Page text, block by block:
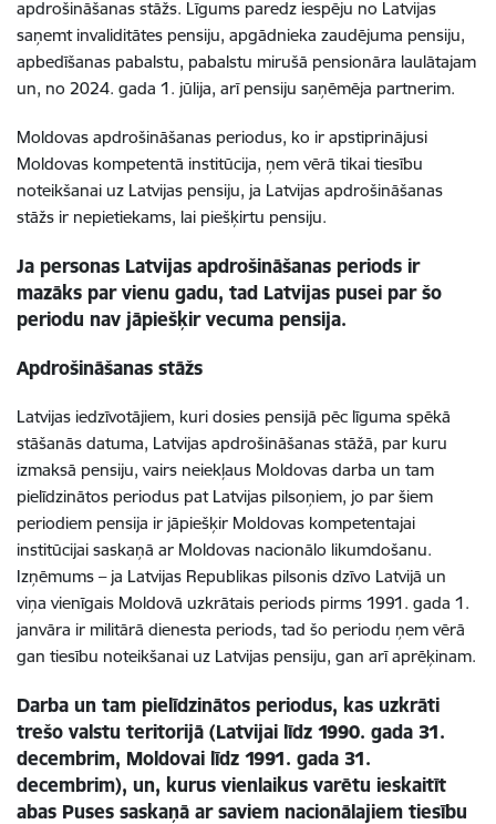
apdrošināšanas stāžs. Līgums paredz iespēju no Latvijas
saņemt invaliditātes pensiju, apgādnieka zaudējuma pensiju,
apbedīšanas pabalstu, pabalstu mirušā pensionāra laulātajam
un, no 2024. gada 1. jūlija, arī pensiju saņēmēja partnerim.
Moldovas apdrošināšanas periodus, ko ir apstiprinājusi
Moldovas kompetentā institūcija, ņem vērā tikai tiesību
noteikšanai uz Latvijas pensiju, ja Latvijas apdrošināšanas
stāžs ir nepietiekams, lai piešķirtu pensiju.
Ja personas Latvijas apdrošināšanas periods ir
mazāks par vienu gadu, tad Latvijas pusei par šo
periodu nav jāpiešķir vecuma pensija.
Apdrošināšanas stāžs
Latvijas iedzīvotājiem, kuri dosies pensijā pēc līguma spēkā
stāšanās datuma, Latvijas apdrošināšanas stāžā, par kuru
izmaksā pensiju, vairs neiekļaus Moldovas darba un tam
pielīdzinātos periodus pat Latvijas pilsoņiem, jo par šiem
periodiem pensija ir jāpiešķir Moldovas kompetentajai
institūcijai saskaņā ar Moldovas nacionālo likumdošanu.
Izņēmums – ja Latvijas Republikas pilsonis dzīvo Latvijā un
viņa vienīgais Moldovā uzkrātais periods pirms 1991. gada 1.
janvāra ir militārā dienesta periods, tad šo periodu ņem vērā
gan tiesību noteikšanai uz Latvijas pensiju, gan arī aprēķinam.
Darba un tam pielīdzinātos periodus, kas uzkrāti
trešo valstu teritorijā (Latvijai līdz 1990. gada 31.
decembrim, Moldovai līdz 1991. gada 31.
decembrim), un, kurus vienlaikus varētu ieskaitīt
abas Puses saskaņā ar saviem nacionālajiem tiesību